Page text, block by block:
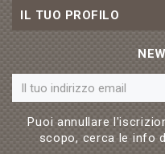
IL TUO PROFILO
Puoi annullare
scopo, cerca le info